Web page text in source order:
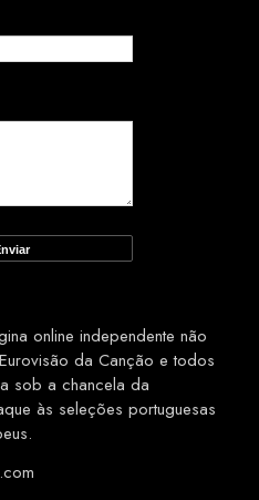
online independente não
da Canção e todos
sob a chancela da
às seleções portuguesas